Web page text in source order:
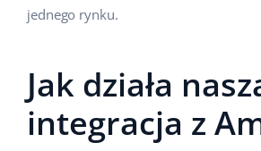
jednego rynku.
Jak działa
integracja z